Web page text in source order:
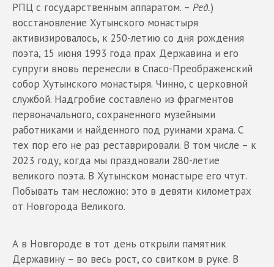
РПЦ с государственным аппаратом. – Ред.)
восстановление Хутынского монастыря
активизировалось, к 250-летию со дня рождения
поэта, 15 июня 1993 года прах Державина и его
супруги вновь перенесли в Спасо-Преображенский
собор Хутынского монастыря. Чинно, с церковной
службой. Надгробие составлено из фрагментов
первоначального, сохраненного музейными
работниками и найденного под руинами храма. С
тех пор его не раз реставрировали. В том числе – к
2023 году, когда мы праздновали 280-летие
великого поэта. В Хутынском монастыре его чтут.
Побывать там несложно: это в девяти километрах
от Новгорода Великого.
А в Новгороде в тот день открыли памятник
Державину – во весь рост, со свитком в руке. В